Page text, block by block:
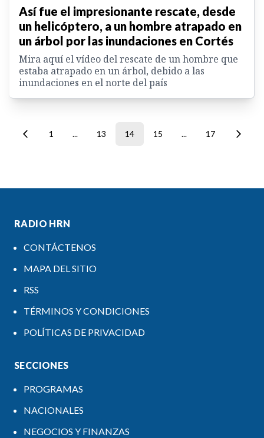
Así fue el impresionante rescate, desde
un helicóptero, a un hombre atrapado en
un árbol por las inundaciones en Cortés
Mira aquí el vídeo del rescate de un hombre que
estaba atrapado en un árbol, debido a las
inundaciones en el norte del país
1 ... 13 14 15 ... 17
RADIO HRN
CONTÁCTENOS
MAPA DEL SITIO
RSS
TÉRMINOS Y CONDICIONES
POLÍTICAS DE PRIVACIDAD
SECCIONES
PROGRAMAS
NACIONALES
NEGOCIOS Y FINANZAS